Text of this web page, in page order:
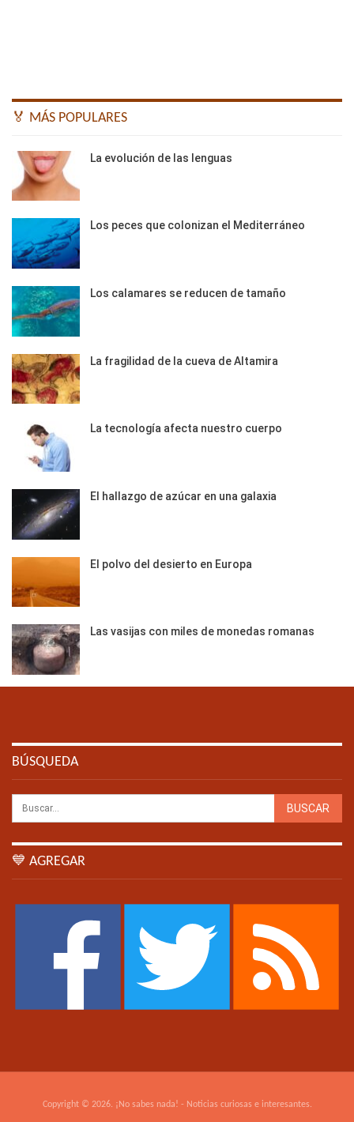
🏅 MÁS POPULARES
La evolución de las lenguas
Los peces que colonizan el Mediterráneo
Los calamares se reducen de tamaño
La fragilidad de la cueva de Altamira
La tecnología afecta nuestro cuerpo
El hallazgo de azúcar en una galaxia
El polvo del desierto en Europa
Las vasijas con miles de monedas romanas
BÚSQUEDA
💙 AGREGAR
Copyright © 2026. ¡No sabes nada! - Noticias curiosas e interesantes.